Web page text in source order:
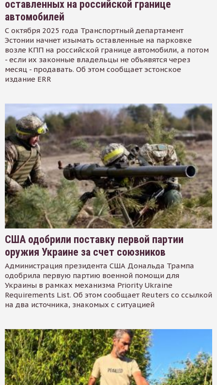
оставленных на российской границе
автомобилей
С октября 2025 года Транспортный департамент
Эстонии начнет изымать оставленные на парковке
возле КПП на российской границе автомобили, а потом
- если их законные владельцы не объявятся через
месяц - продавать. Об этом сообщает эстонское
издание ERR
США одобрили поставку первой партии
оружия Украине за счет союзников
Администрация президента США Дональда Трампа
одобрила первую партию военной помощи для
Украины в рамках механизма Priority Ukraine
Requirements List. Об этом сообщает Reuters со ссылкой
на два источника, знакомых с ситуацией